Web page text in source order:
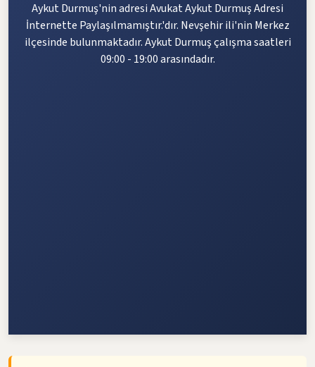
Aykut Durmuş'nin adresi Avukat Aykut Durmuş Adresi
İnternette Paylaşılmamıştır.'dır. Nevşehir ili'nin Merkez
ilçesinde bulunmaktadır. Aykut Durmuş çalışma saatleri
09:00 - 19:00 arasındadır.